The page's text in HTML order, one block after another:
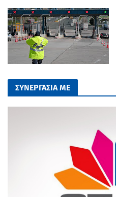
ΣΥΝΕΡΓΑΣΙΑ ΜΕ